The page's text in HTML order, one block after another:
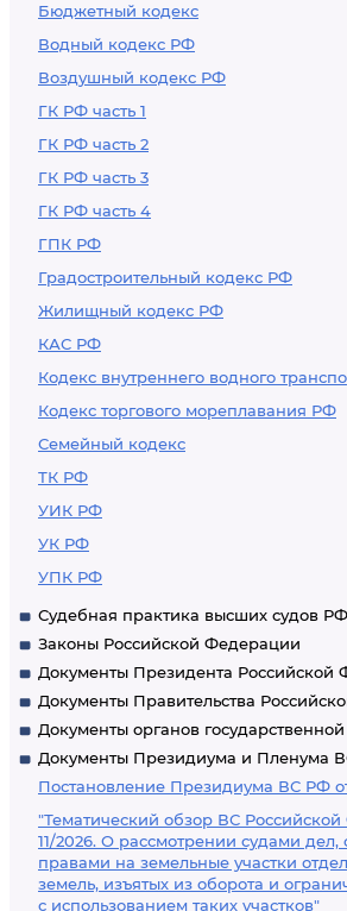
Бюджетный кодекс
Водный кодекс РФ
Воздушный кодекс РФ
ГК РФ часть 1
ГК РФ часть 2
ГК РФ часть 3
ГК РФ часть 4
ГПК РФ
Градостроительный кодекс РФ
Жилищный кодекс РФ
КАС РФ
Кодекс внутреннего водного
Кодекс торгового мореплавания РФ
Семейный кодекс
ТК РФ
УИК РФ
УК РФ
УПК РФ
Судебная практика высших судов РФ
Законы Российской Федерации
Документы Президента Российской
Документы Правительства
Документы органов
Документы Президиума и Пленума
Постановление Президиума ВС РФ
"Тематический обзор ВС
11/2026. О рассмотрении судами дел,
правами на земельные участки
земель, изъятых из оборота и
с использованием таких участков"